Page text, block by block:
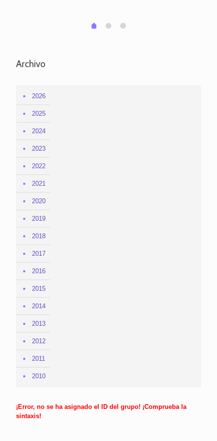
0 1 2
Archivo
2026
2025
2024
2023
2022
2021
2020
2019
2018
2017
2016
2015
2014
2013
2012
2011
2010
¡Error, no se ha asignado el ID del grupo! ¡Comprueba la
sintaxis!